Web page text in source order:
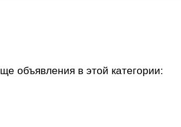
объявления в этой категории: